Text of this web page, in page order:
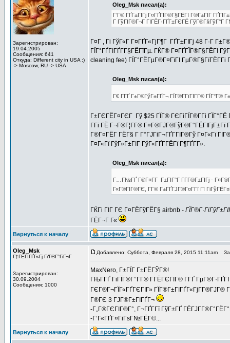
Зарегистрирован:
19.04.2005
Сообщения: 641
Откуда: Different city in USA :)
-> Moscow, RU -> USA
Oleg_Msk писал(а):
Г’Г® ГҐГ±ГІГј Г¤ГҐГЇГ®Г§ГЁГІ Г®Г±ГІГ
Г ГўГІГ®Г¬Г ГІГЁГ·ГҐГ±ГЄГЁ ГўГ®Г§ГўГ°Г
Г¤Г , Гі ГўГ«Г Г¤ГҐГ«ГјГ¶Г ГҐГ±ГІГј 48 Г·Г
ГЇГ°ГҐГІГҐГ­Г§ГЁГїГµ. ГЌГ® Г¤ГҐГЇГ®Г§ГЁГІ
cleaning fee) ГЇГ°ГЁГµГ®Г¤ГїГІ
Oleg_Msk писал(а):
Г€ Г­ГҐ Г±Г®ГўГ±ГҐГ¬ ГЇГ®Г­ГїГІГ­Г® ГЇГ°Г®
Г±ГЄГЁГ¤ГЄГ Гў $25 ГЇГ® ГЄГіГЇГ®Г­Гі
Г­Гі ГЁ Г¬Г®Г¦Г­Г®
Г®Г¤ГЁГ­ ГЁГ§ Г Г°ГЈГіГ¬ГҐГ­ГІГ®Гў Г¤Г«Гї
Г¤Г«Гї ГўГ»Г±ГІГ ГўГ«ГҐГ­ГЁГї Г¶ГҐГ­Г».
Oleg_Msk писал(а):
Г…Г№ГҐ Г®Г¤Г­Г Г±ГІГ°Г Г­Г­Г®Г±ГІГј -
Г«Г®ГІГ®ГЄ, Г­Г® Г±ГҐГЈГ®Г¤Г­Гї Гї
ГЌГі ГІГ ГЄ Г¤ГЁГўГЁГ§ airbnb -
ГЁГ¬Г Г«
Вернуться к началу
Oleg_Msk
Г†ГЁГІГҐГ«Гј ГґГ®Г°ГіГ¬Г
Зарегистрирован:
30.09.2004
Сообщения: 1000
Добавлено: Суббота, Февраля 28, 2015 11:11am
MaxNero, Г±ГЇГ Г±ГЁГЎГ®!
ГЊГ­ГҐ ГіГЇГ®Г°Г­Г® Г­ГЁГЄГІГ® Г­ГҐ ГµГ®Г·ГҐГІ
ГЄГ®Г¬ГЇГ«ГҐГЄГІГ» ГЇГ®Г±ГІГҐГ«ГјГ­Г®ГЈГ®
Г®ГЄ 3 ГЈГ®Г±ГІГҐГ¬
-Г„Г®ГЄГІГ®Г°, Г¬ГҐГ­Гї ГўГ±ГҐ
-Г‘Г«ГҐГ¤ГіГѕГ№ГЁГ©...
Вернуться к началу